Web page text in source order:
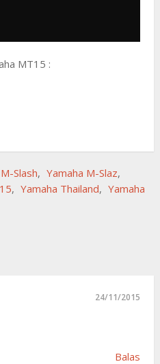
MT15 :
Slash, Yamaha M-Slaz,
, Yamaha Thailand, Yamaha
24/11/2015
Balas